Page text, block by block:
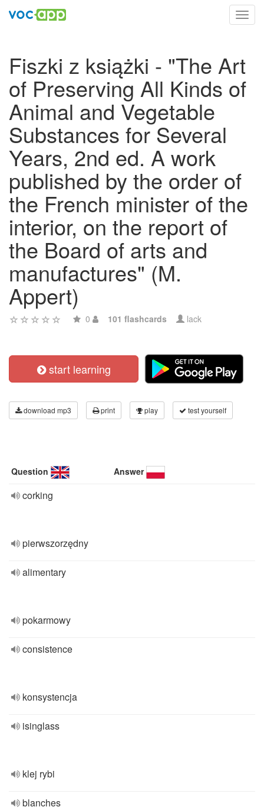
Fiszki z książki - "The Art
of Preserving All Kinds of
Animal and Vegetable
Substances for Several
Years, 2nd ed. A work
published by the order of
the French minister of the
interior, on the report of
the Board of arts and
manufactures" (M.
Appert)
0 101 flashcards lack
start learning
download mp3 print play test yourself
Question Answer
corking
pierwszorzędny
alimentary
pokarmowy
consistence
konsystencja
isinglass
klej rybi
blanches